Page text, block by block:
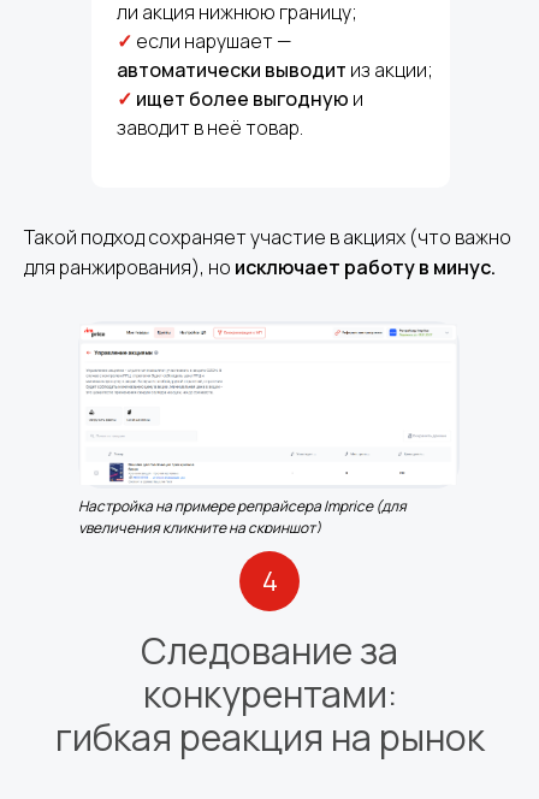
ли акция нижнюю границу;
✓ если нарушает —
автоматически выводит из акции;
✓ ищет более выгодную и
заводит в неё товар.
Такой подход сохраняет участие в акциях (что важно
для ранжирования), но исключает работу в минус.
Настройка на примере репрайсера Imprice (для
увеличения кликните на скриншот)
4
Следование за
конкурентами:
гибкая реакция на рынок